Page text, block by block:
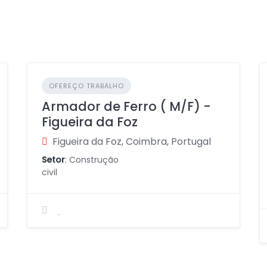
OFEREÇO TRABALHO
Armador de Ferro ( M/F) -
Figueira da Foz
Figueira da Foz, Coimbra, Portugal
Setor: Construção
civil